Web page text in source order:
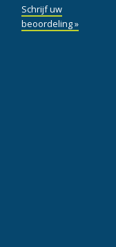
Schrijf uw
beoordeling »